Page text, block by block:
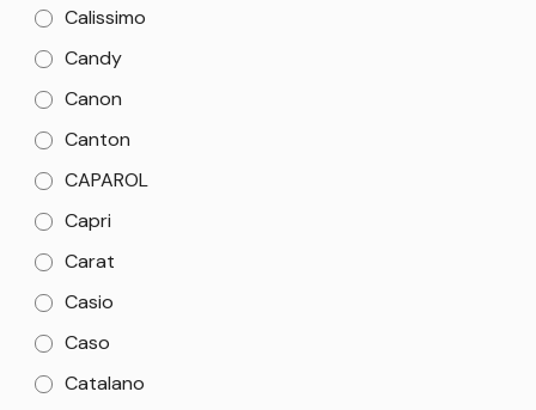
Calissimo
Candy
Canon
Canton
CAPAROL
Capri
Carat
Casio
Caso
Catalano